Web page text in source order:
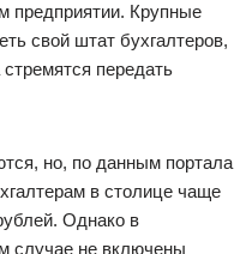
предприятии. Крупные
свой штат бухгалтеров,
передать
но, по данным портала
в столице чаще
Однако в
случае не включены